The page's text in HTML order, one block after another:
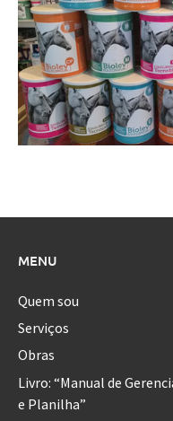
MENU
Quem sou
Serviços
Obras
Livro: “Manual de
e Planilha”